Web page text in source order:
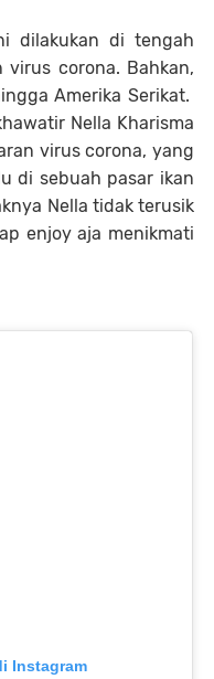
dilakukan di tengah
virus corona. Bahkan,
Amerika Serikat.
Nella Kharisma
virus corona, yang
di sebuah pasar ikan
Nella tidak terusik
enjoy aja menikmati
Instagram